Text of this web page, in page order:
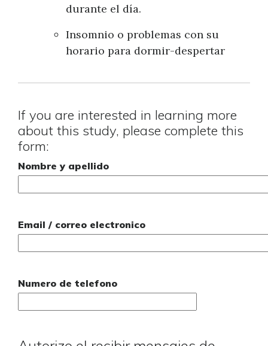
durante el día.
Insomnio o problemas con su
horario para dormir-despertar
If you are interested in learning more
about this study, please complete this
form:
Nombre y apellido
Email / correo electronico
Numero de telefono